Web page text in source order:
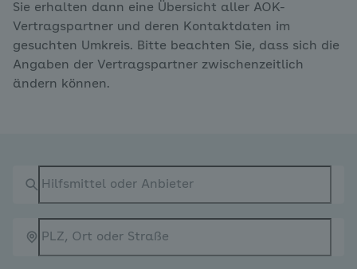
Sie erhalten dann eine Übersicht aller AOK-
Vertragspartner und deren Kontaktdaten im
gesuchten Umkreis. Bitte beachten Sie, dass sich die
Angaben der Vertragspartner zwischenzeitlich
ändern können.